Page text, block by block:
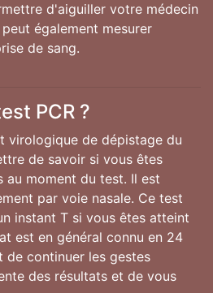
d'aiguiller votre médecin
également mesurer
de sang.
PCR ?
virologique de dépistage du
de savoir si vous êtes
moment du test. Il est
par voie nasale. Ce test
instant T si vous êtes atteint
est en général connu en 24
de continuer les gestes
des résultats et de vous